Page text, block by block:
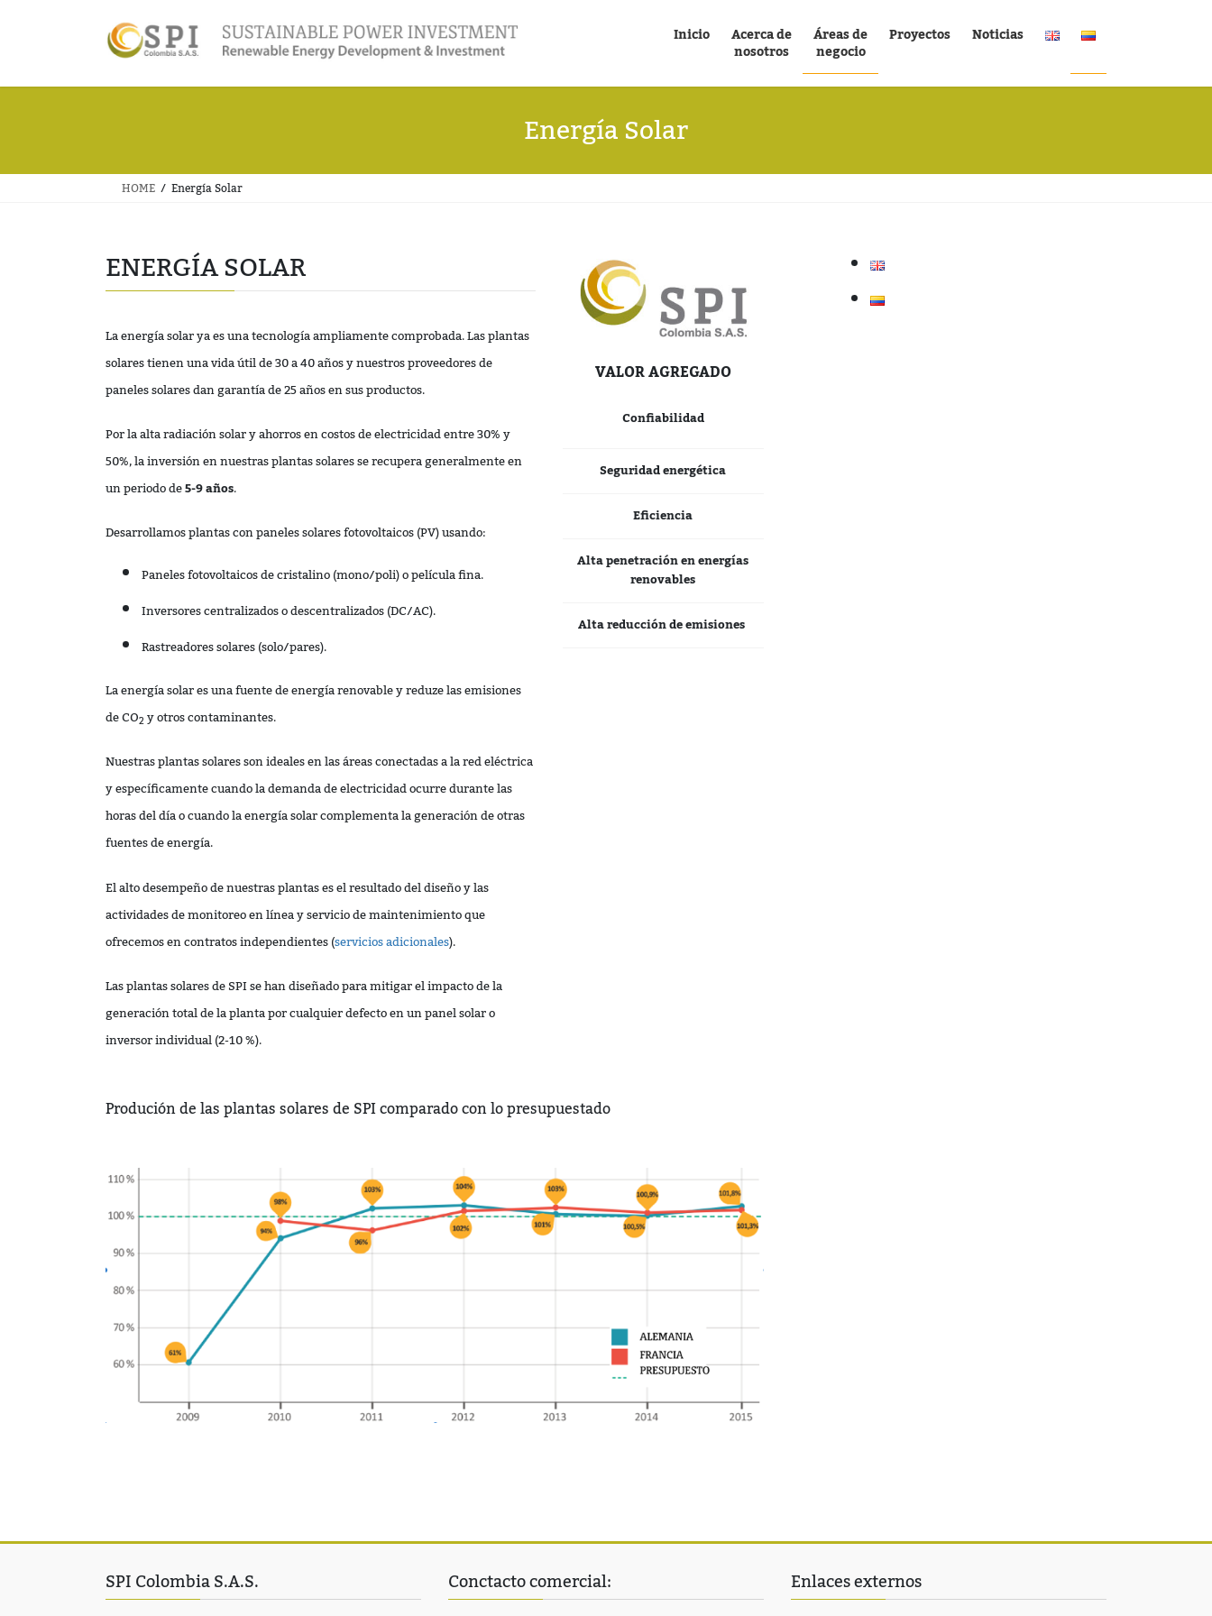
Inicio Acerca de
nosotros
Áreas de
negocio
Proyectos Noticias
Energía Solar
HOME Energía Solar
ENERGÍA SOLAR
La energía solar ya es una tecnología ampliamente comprobada. Las plantas
solares tienen una vida útil de 30 a 40 años y nuestros proveedores de
paneles solares dan garantía de 25 años en sus productos.
Por la alta radiación solar y ahorros en costos de electricidad entre 30% y
50%, la inversión en nuestras plantas solares se recupera generalmente en
un periodo de5-9 años.
Desarrollamos plantas con paneles solares fotovoltaicos (PV) usando:
Paneles fotovoltaicos de cristalino (mono/poli) o película fina.
Inversores centralizados o descentralizados (DC/AC).
Rastreadores solares (solo/pares).
La energía solar es una fuente de energía renovable y reduze las emisiones
de CO2y otros contaminantes.
Nuestras plantas solares son ideales en las áreas conectadas a la red eléctrica
y específicamente cuando la demanda de electricidad ocurre durante las
horas del día o cuando la energía solar complementa la generación de otras
fuentes de energía.
El alto desempeño de nuestras plantas es el resultado del diseño y las
actividades de monitoreo en línea y servicio de maintenimiento que
ofrecemos en contratos independientes (servicios adicionales).
Las plantas solares de SPI se han diseñado para mitigar el impacto de la
generación total de la planta por cualquier defecto en un panel solar o
inversor individual (2-10 %).
VALOR AGREGADO
Confiabilidad
Seguridad energética
Eficiencia
Alta penetración enenergías
renovables
Alta reducción de emisiones
Produción de las plantas solares de SPI comparado con lo presupuestado
SPI Colombia S.A.S. Conctacto comercial: Enlaces externos